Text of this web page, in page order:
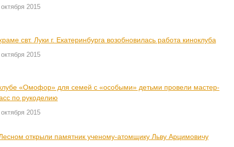
2015
свт. Луки г. Екатеринбурга возобновилась работа киноклуба
2015
«Омофор» для семей с «особыми» детьми провели мастер-
по рукоделию
2015
открыли памятник ученому-атомщику Льву Арцимовичу